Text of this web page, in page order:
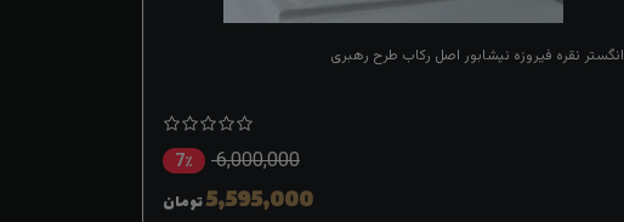
انگستر نقره فیروزه نیشابور اصل رکاب طرح رهبری
6,000,000 7٪
5,595,000تومان